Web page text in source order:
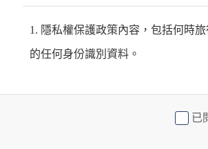
1. 隱私權保護政策內容，包括何時
的任何身份識別資料。
行社有限公司旗下網站上的廣告廠已